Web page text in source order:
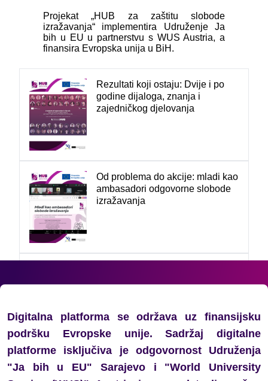
Projekat „HUB za zaštitu slobode
izražavanja“ implementira Udruženje Ja
bih u EU u partnerstvu s WUS Austria, a
finansira Evropska unija u BiH.
Rezultati koji ostaju: Dvije i po
godine dijaloga, znanja i
zajedničkog djelovanja
Od problema do akcije: mladi kao
ambasadori odgovorne slobode
izražavanja
Glas mladih važan je sada:
obrazovanje kao prostor slobode
Digitalna platforma se održava uz finansijsku
podršku Evropske unije. Sadržaj digitalne
platforme isključiva je odgovornost Udruženja
"Ja bih u EU" Sarajevo i "World University